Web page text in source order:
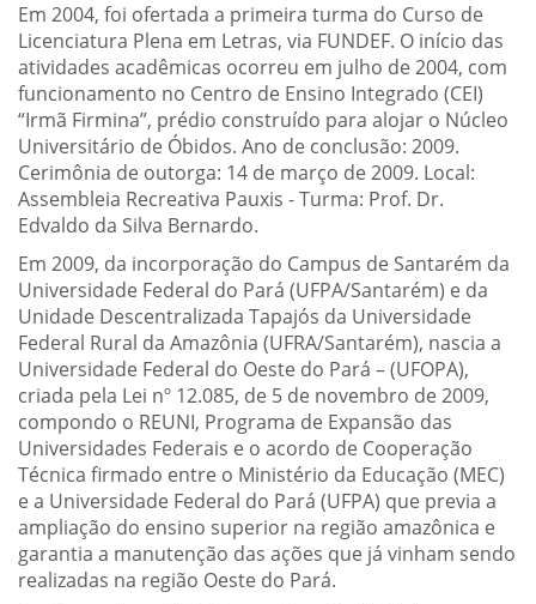
Em 2004, foi ofertada a primeira turma do Curso de
Licenciatura Plena em Letras, via FUNDEF. O início das
atividades acadêmicas ocorreu em julho de 2004, com
funcionamento no Centro de Ensino Integrado (CEI)
“Irmã Firmina”, prédio construído para alojar o Núcleo
Universitário de Óbidos. Ano de conclusão: 2009.
Cerimônia de outorga: 14 de março de 2009. Local:
Assembleia Recreativa Pauxis - Turma: Prof. Dr.
Edvaldo da Silva Bernardo.
Em 2009, da incorporação do Campus de Santarém da
Universidade Federal do Pará (UFPA/Santarém) e da
Unidade Descentralizada Tapajós da Universidade
Federal Rural da Amazônia (UFRA/Santarém), nascia a
Universidade Federal do Oeste do Pará – (UFOPA),
criada pela Lei nº 12.085, de 5 de novembro de 2009,
compondo o REUNI, Programa de Expansão das
Universidades Federais e o acordo de Cooperação
Técnica firmado entre o Ministério da Educação (MEC)
e a Universidade Federal do Pará (UFPA) que previa a
ampliação do ensino superior na região amazônica e
garantia a manutenção das ações que já vinham sendo
realizadas na região Oeste do Pará.